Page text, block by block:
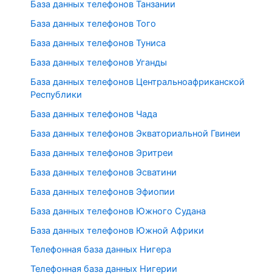
База данных телефонов Танзании
База данных телефонов Того
База данных телефонов Туниса
База данных телефонов Уганды
База данных телефонов Центральноафриканской
Республики
База данных телефонов Чада
База данных телефонов Экваториальной Гвинеи
База данных телефонов Эритреи
База данных телефонов Эсватини
База данных телефонов Эфиопии
База данных телефонов Южного Судана
База данных телефонов Южной Африки
Телефонная база данных Нигера
Телефонная база данных Нигерии